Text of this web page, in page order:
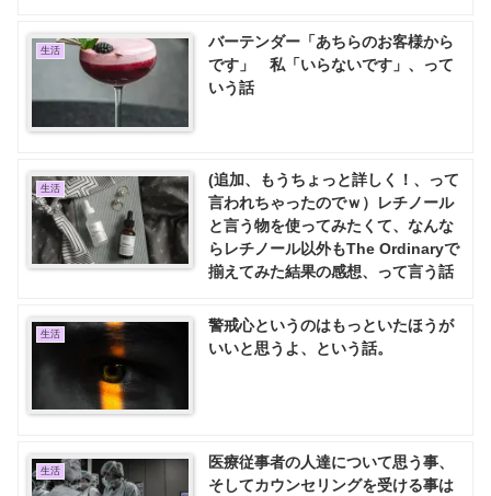
生活
バーテンダー「あちらのお客様から
です」 私「いらないです」、って
いう話
生活
(追加、もうちょっと詳しく！、って
言われちゃったのでｗ）レチノール
と言う物を使ってみたくて、なんな
らレチノール以外もThe Ordinaryで
揃えてみた結果の感想、って言う話
生活
警戒心というのはもっといたほうが
いいと思うよ、という話。
生活
医療従事者の人達について思う事、
そしてカウンセリングを受ける事は